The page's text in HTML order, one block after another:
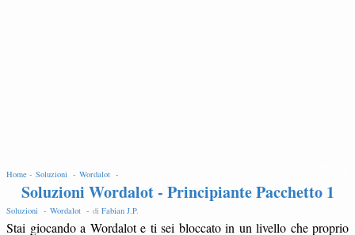
Home - Soluzioni - Wordalot -
Soluzioni Wordalot - Principiante Pacchetto 1
Soluzioni - Wordalot - di Fabian J.P.
Stai giocando a Wordalot e ti sei bloccato in un livello che proprio